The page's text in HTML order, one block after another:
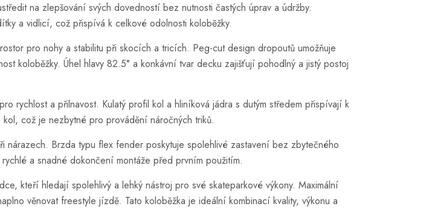
na zlepšování svých dovedností bez nutnosti častých úprav a údržby.
a vidlicí, což přispívá k celkové odolnosti koloběžky.
pro nohy a stabilitu při skocích a tricích. Peg-cut design dropoutů umožňuje
koloběžky. Úhel hlavy 82.5° a konkávní tvar decku zajišťují pohodlný a jistý postoj
rychlost a přilnavost. Kulatý profil kol a hliníková jádra s dutým středem přispívají k
což je nezbytné pro provádění náročných triků.
Brzda typu flex fender poskytuje spolehlivé zastavení bez zbytečného
a snadné dokončení montáže před prvním použitím.
kteří hledají spolehlivý a lehký nástroj pro své skateparkové výkony. Maximální
věnovat freestyle jízdě. Tato koloběžka je ideální kombinací kvality, výkonu a